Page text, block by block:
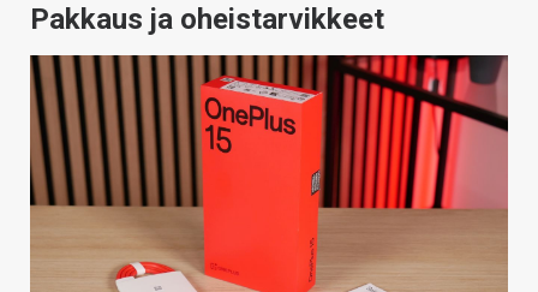
Pakkaus ja oheistarvikkeet